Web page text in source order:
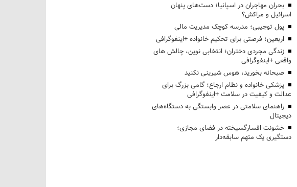
بحران مهاجران در اسپانیا؛ دست‌های پنهان
اسرائیل و مراکش؟
پول توجیبی؛ مدرسه کوچک مدیریت مالی
اربعین؛ فرصتی برای تحکیم خانواده +اینفوگرافی
زندگی مجردی دختران؛ انتخابی نوین، چالش های
واقعی +اینفوگرافی
صبحانه بخورید، هوس شیرینی نکنید
پزشکی خانواده و نظام ارجاع؛ گامی بزرگ برای
عدالت و کیفیت در سلامت +اینفوگرافی
راهنمای سلامتی در عصر وابستگی به دستگاه‌های
دیجیتال
خشونت افسارگسیخته در فضای مجازی؛
دستگیری یک متهم سابقه‌دار